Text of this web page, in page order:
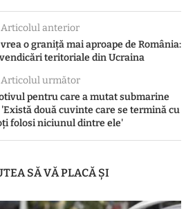
Articolul anterior
o graniță mai aproape de România:
teritoriale din Ucraina
Articolul următor
pentru care a mutat submarine
două cuvinte care se termină cu
folosi niciunul dintre ele'
SĂ VĂ PLACĂ ȘI